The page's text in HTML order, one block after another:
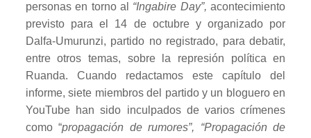
personas en torno al “Ingabire Day”, acontecimiento
previsto para el 14 de octubre y organizado por
Dalfa-Umurunzi, partido no registrado, para debatir,
entre otros temas, sobre la represión política en
Ruanda. Cuando redactamos este capítulo del
informe, siete miembros del partido y un bloguero en
YouTube han sido inculpados de varios crímenes
como “propagación de rumores”, “Propagación de